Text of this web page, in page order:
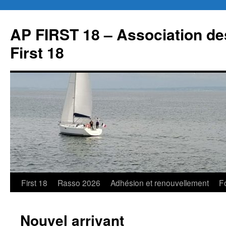
contenu
AP FIRST 18 – Association
First 18
First 18 Rasso 2026 Adhésion et renouvellement
Nouvel arrivant